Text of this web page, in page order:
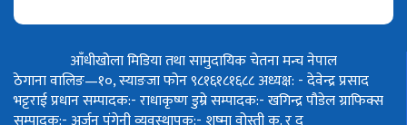
आँधीखोला मिडिया तथा सामुदायिक चेतना मन्च नेपाल
ठेगाना वालिङ—१०, स्याङजा फोन ९८१६१८१६८८अध्यक्ष: - देवेन्द्र प्रसाद
भट्टराईप्रधान सम्पादक:- राधाकृष्ण डुम्रेसम्पादक:- खगिन्द्र पौडेलग्राफिक्स